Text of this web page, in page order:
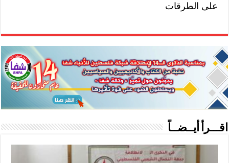
على الطرقات
اقـــرأ أيــضــاً